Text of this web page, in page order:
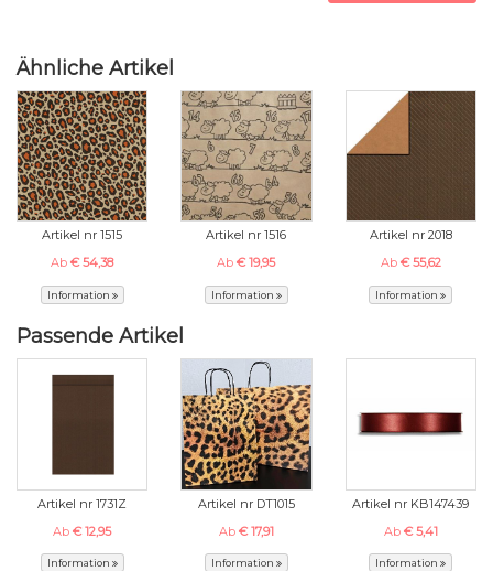
Ähnliche Artikel
Artikel nr 1515
Ab€ 54,38
Information
Artikel nr 1516
Ab€ 19,95
Information
Artikel nr 2018
Ab € 55,62
Information
Passende Artikel
Artikel nr 1731Z
Ab€ 12,95
Information
Artikel nr DT1015
Ab € 17,91
Information
Artikel nr KB147439
Ab € 5,41
Information